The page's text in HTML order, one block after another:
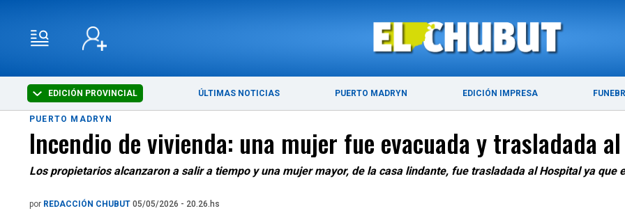
EDICIÓN PROVINCIAL ÚLTIMAS NOTICIAS PUERTO MADRYN EDICIÓN IMPRESA
ÚLTIMAS NOTICIAS PUERTO MADRYN
PUERTO MADRYN
Incendio de vivienda: una mujer fue evacuada y trasladada
Los propietarios alcanzaron a salir a tiempo y una mujer mayor, de la casa lindante, fue trasladada al Hospital ya que
por REDACCIÓN CHUBUT 05/05/2026 - 20.26.hs